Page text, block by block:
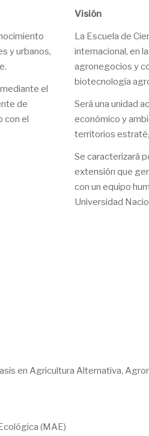
y urbanos,
el
de
con el
Visión
La Escuela de
internacional, en
agronegocios y
biotecnología
Será una unidad
económico y
territorios
Se caracterizará
extensión que
con un equipo
Universidad
en Agricultura Alternativa,
(MAE)